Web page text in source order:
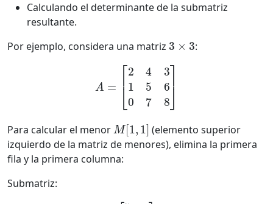
Calculando el determinante de la submatriz
resultante.
Por ejemplo, considera una matriz
:
43 6 78]
Para calcular el menor
M[1 ]
(elemento superior
izquierdo de la matriz de menores), elimina la primera
fila y la primera columna:
Submatriz: